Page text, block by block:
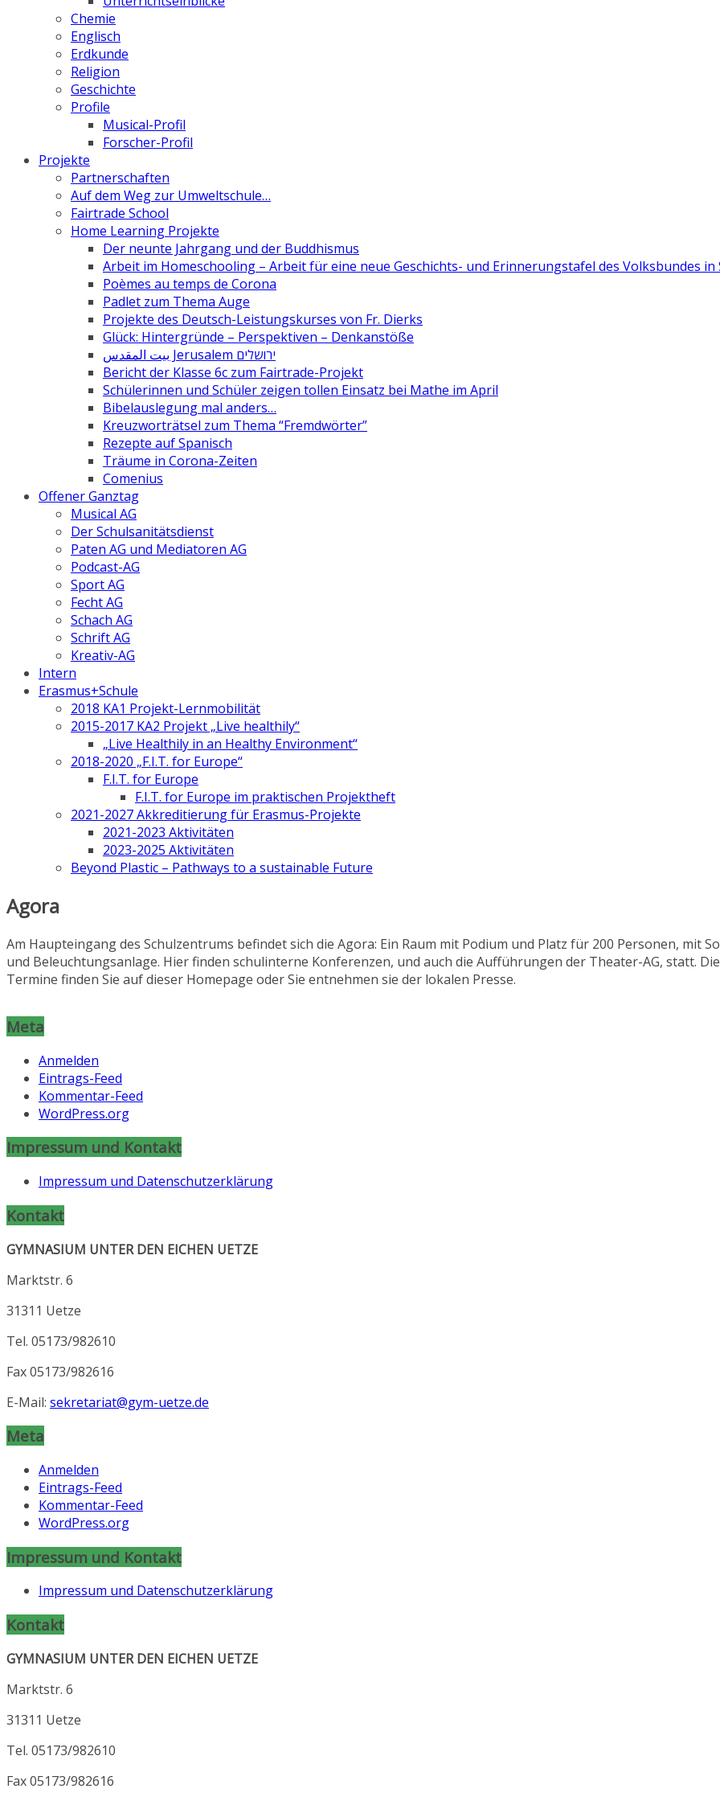
Chemie
Englisch
Erdkunde
Religion
Geschichte
Profile
Musical-Profil
Forscher-Profil
Projekte
Partnerschaften
Auf dem Weg zur Umweltschule…
Fairtrade School
Home Learning Projekte
Der neunte Jahrgang und der Buddhismus
Arbeit im Homeschooling – Arbeit für eine neue Geschichts- und Erinnerungstafel des Volksbundes in
Poèmes au temps de Corona
Padlet zum Thema Auge
Projekte des Deutsch-Leistungskurses von Fr. Dierks
Glück: Hintergründe – Perspektiven – Denkanstöße
بيت المقدس Jerusalem ירושלים
Bericht der Klasse 6c zum Fairtrade-Projekt
Schülerinnen und Schüler zeigen tollen Einsatz bei Mathe im April
Bibelauslegung mal anders…
Kreuzworträtsel zum Thema “Fremdwörter”
Rezepte auf Spanisch
Träume in Corona-Zeiten
Comenius
Offener Ganztag
Musical AG
Der Schulsanitätsdienst
Paten AG und Mediatoren AG
Podcast-AG
Sport AG
Fecht AG
Schach AG
Schrift AG
Kreativ-AG
Intern
Erasmus+Schule
2018 KA1 Projekt-Lernmobilität
2015-2017 KA2 Projekt „Live healthily“
„Live Healthily in an Healthy Environment“
2018-2020 „F.I.T. for Europe“
F.I.T. for Europe
F.I.T. for Europe im praktischen Projektheft
2021-2027 Akkreditierung für Erasmus-Projekte
2021-2023 Aktivitäten
2023-2025 Aktivitäten
Beyond Plastic – Pathways to a sustainable Future
Agora
Am Haupteingang des Schulzentrums befindet sich die Agora: Ein Raum mit Podium und Platz für 200 Personen, mit
und Beleuchtungsanlage. Hier finden schulinterne Konferenzen, und auch die Aufführungen der Theater-AG, statt. Die
Termine finden Sie auf dieser Homepage oder Sie entnehmen sie der lokalen Presse.
Meta
Anmelden
Eintrags-Feed
Kommentar-Feed
WordPress.org
Impressum und Kontakt
Impressum und Datenschutzerklärung
Kontakt
GYMNASIUM UNTER DEN EICHEN UETZE
Marktstr. 6
31311 Uetze
Tel. 05173/982610
Fax 05173/982616
E-Mail: sekretariat@gym-uetze.de
Meta
Anmelden
Eintrags-Feed
Kommentar-Feed
WordPress.org
Impressum und Kontakt
Impressum und Datenschutzerklärung
Kontakt
GYMNASIUM UNTER DEN EICHEN UETZE
Marktstr. 6
31311 Uetze
Tel. 05173/982610
Fax 05173/982616